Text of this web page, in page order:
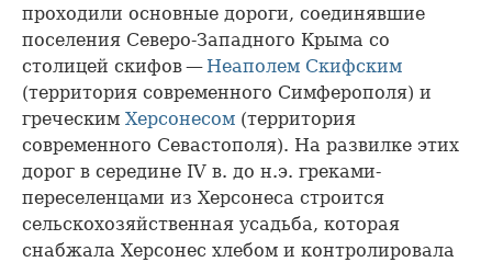
проходили основные дороги, соединявшие
поселения Северо-Западного Крыма со
столицей скифов — Неаполем Скифским
(территория современного Симферополя) и
греческим Херсонесом (территория
современного Севастополя). На развилке этих
дорог в середине IV в. до н.э. греками-
переселенцами из Херсонеса строится
сельскохозяйственная усадьба, которая
снабжала Херсонес хлебом и контролировала